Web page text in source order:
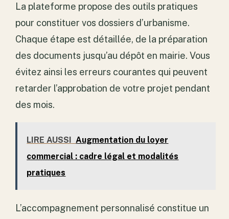
La plateforme propose des outils pratiques
pour constituer vos dossiers d’urbanisme.
Chaque étape est détaillée, de la préparation
des documents jusqu’au dépôt en mairie. Vous
évitez ainsi les erreurs courantes qui peuvent
retarder l’approbation de votre projet pendant
des mois.
LIRE AUSSI Augmentation du loyer
commercial : cadre légal et modalités
pratiques
L’accompagnement personnalisé constitue un